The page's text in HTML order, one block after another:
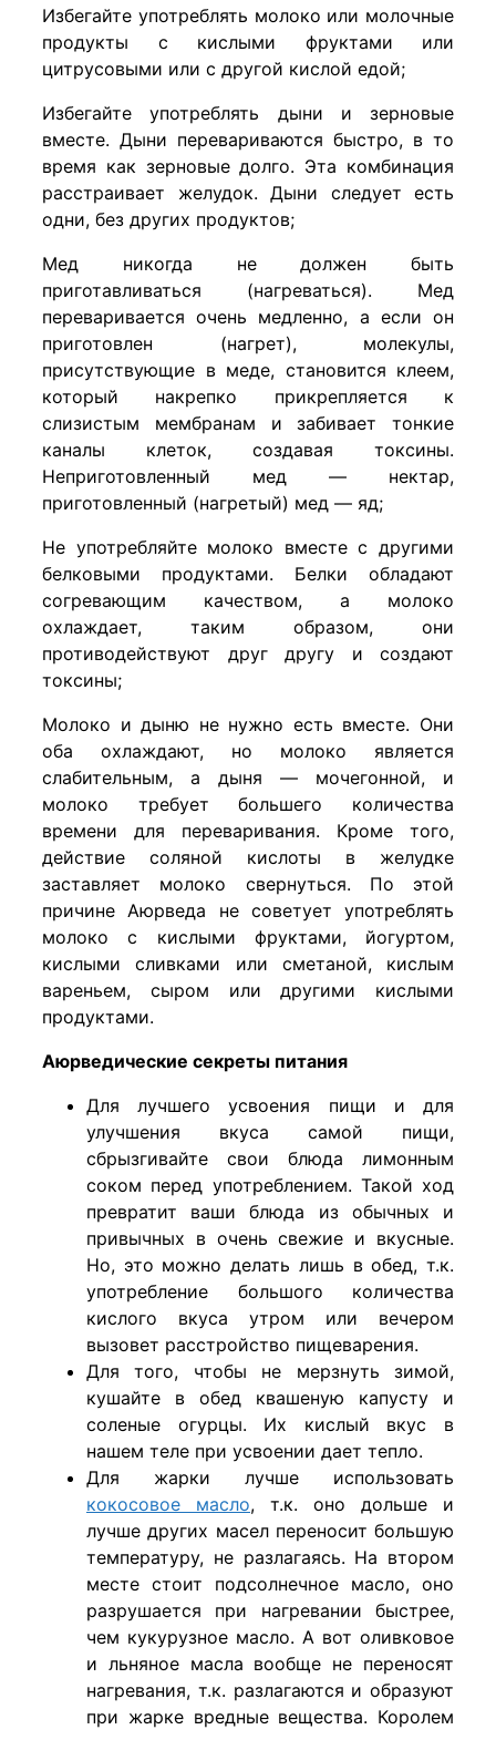
Избегайте употреблять молоко или молочные
продукты с кислыми фруктами или
цитрусовыми или с другой кислой едой;
Избегайте употреблять дыни и зерновые
вместе. Дыни перевариваются быстро, в то
время как зерновые долго. Эта комбинация
расстраивает желудок. Дыни следует есть
одни, без других продуктов;
Мед никогда не должен быть
приготавливаться (нагреваться). Мед
переваривается очень медленно, а если он
приготовлен (нагрет), молекулы,
присутствующие в меде, становится клеем,
который накрепко прикрепляется к
слизистым мембранам и забивает тонкие
каналы клеток, создавая токсины.
Неприготовленный мед — нектар,
приготовленный (нагретый) мед — яд;
Hе употребляйте молоко вместе с другими
белковыми продуктами. Белки обладают
согревающим качеством, а молоко
охлаждает, таким образом, они
противодействуют друг другу и создают
токсины;
Молоко и дыню не нужно есть вместе. Они
оба охлаждают, но молоко является
слабительным, а дыня — мочегонной, и
молоко требует большего количества
времени для переваривания. Кроме того,
действие соляной кислоты в желудке
заставляет молоко свернуться. По этой
причине Аюрведа не советует употреблять
молоко с кислыми фруктами, йогуртом,
кислыми сливками или сметаной, кислым
вареньем, сыром или другими кислыми
продуктами.
Аюрведические секреты питания
Для лучшего усвоения пищи и для
улучшения вкуса самой пищи,
сбрызгивайте свои блюда лимонным
соком перед употреблением. Такой ход
превратит ваши блюда из обычных и
привычных в очень свежие и вкусные.
Но, это можно делать лишь в обед, т.к.
употребление большого количества
кислого вкуса утром или вечером
вызовет расстройство пищеварения.
Для того, чтобы не мерзнуть зимой,
кушайте в обед квашеную капусту и
соленые огурцы. Их кислый вкус в
нашем теле при усвоении дает тепло.
Для жарки лучше использовать
кокосовое масло, т.к. оно дольше и
лучше других масел переносит большую
температуру, не разлагаясь. На втором
месте стоит подсолнечное масло, оно
разрушается при нагревании быстрее,
чем кукурузное масло. А вот оливковое
и льняное масла вообще не переносят
нагревания, т.к. разлагаются и образуют
при жарке вредные вещества. Королем